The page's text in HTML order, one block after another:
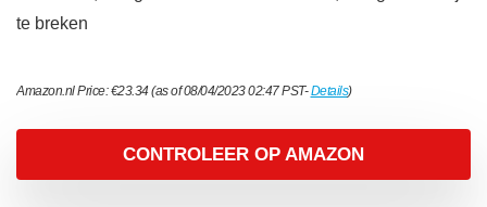
te breken
Amazon.nl Price:€23.34(as of 08/04/2023 02:47 PST-Details)
CONTROLEER OP AMAZON